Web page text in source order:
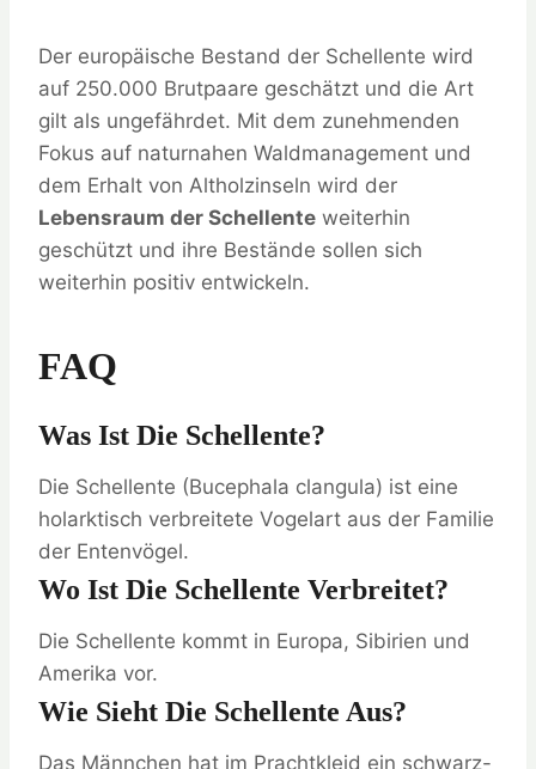
Der europäische Bestand der Schellente wird
auf 250.000 Brutpaare geschätzt und die Art
gilt als ungefährdet. Mit dem zunehmenden
Fokus auf naturnahen Waldmanagement und
dem Erhalt von Altholzinseln wird der
Lebensraum der Schellente weiterhin
geschützt und ihre Bestände sollen sich
weiterhin positiv entwickeln.
FAQ
Was Ist Die Schellente?
Die Schellente (Bucephala clangula) ist eine
holarktisch verbreitete Vogelart aus der Familie
der Entenvögel.
Wo Ist Die Schellente Verbreitet?
Die Schellente kommt in Europa, Sibirien und
Amerika vor.
Wie Sieht Die Schellente Aus?
Das Männchen hat im Prachtkleid ein schwarz-